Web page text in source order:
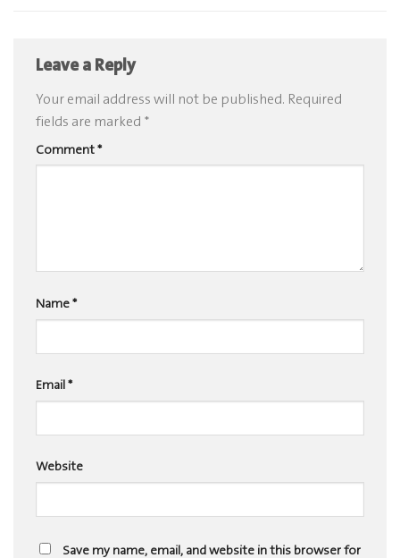
Leave a Reply
Your email address will not be published. Required
fields are marked *
Comment*
Name*
Email*
Website
Save my name, email, and website in this browser for